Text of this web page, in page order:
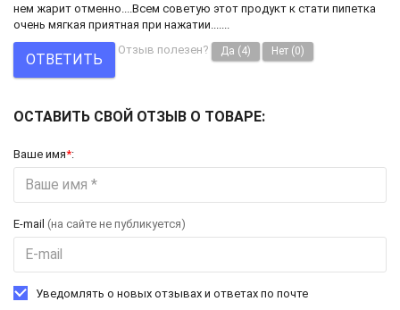
нем жарит отменно....Всем советую этот продукт к стати пипетка
очень мягкая приятная при нажатии.......
ОТВЕТИТЬ
Отзыв полезен? Да (4) Нет (0)
ОСТАВИТЬ СВОЙ ОТЗЫВ О ТОВАРЕ:
Ваше имя*:
E-mail (на сайте не публикуется)
Уведомлять о новых отзывах и ответах по почте